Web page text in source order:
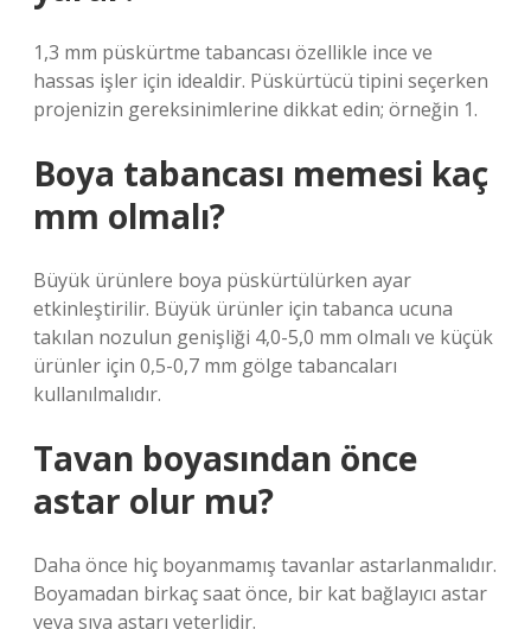
1,3 mm püskürtme tabancası özellikle ince ve
hassas işler için idealdir. Püskürtücü tipini seçerken
projenizin gereksinimlerine dikkat edin; örneğin 1.
Boya tabancası memesi kaç
mm olmalı?
Büyük ürünlere boya püskürtülürken ayar
etkinleştirilir. Büyük ürünler için tabanca ucuna
takılan nozulun genişliği 4,0-5,0 mm olmalı ve küçük
ürünler için 0,5-0,7 mm gölge tabancaları
kullanılmalıdır.
Tavan boyasından önce
astar olur mu?
Daha önce hiç boyanmamış tavanlar astarlanmalıdır.
Boyamadan birkaç saat önce, bir kat bağlayıcı astar
veya sıva astarı yeterlidir.